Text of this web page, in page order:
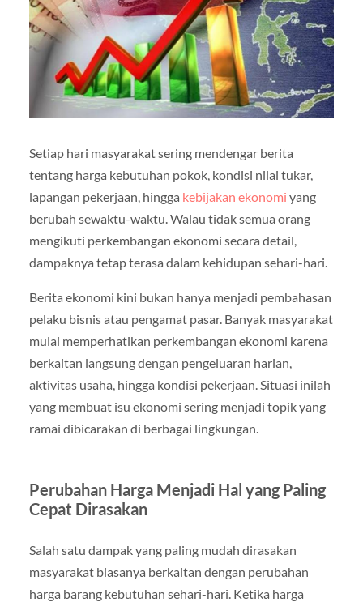
Setiap hari masyarakat sering mendengar berita
tentang harga kebutuhan pokok, kondisi nilai tukar,
lapangan pekerjaan, hingga kebijakan ekonomi yang
berubah sewaktu-waktu. Walau tidak semua orang
mengikuti perkembangan ekonomi secara detail,
dampaknya tetap terasa dalam kehidupan sehari-hari.
Berita ekonomi kini bukan hanya menjadi pembahasan
pelaku bisnis atau pengamat pasar. Banyak masyarakat
mulai memperhatikan perkembangan ekonomi karena
berkaitan langsung dengan pengeluaran harian,
aktivitas usaha, hingga kondisi pekerjaan. Situasi inilah
yang membuat isu ekonomi sering menjadi topik yang
ramai dibicarakan di berbagai lingkungan.
Perubahan Harga Menjadi Hal yang Paling
Cepat Dirasakan
Salah satu dampak yang paling mudah dirasakan
masyarakat biasanya berkaitan dengan perubahan
harga barang kebutuhan sehari-hari. Ketika harga